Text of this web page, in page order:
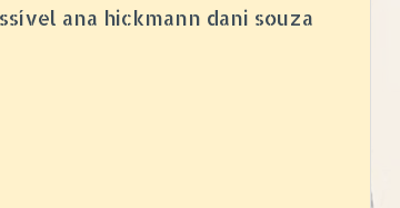
ana hickmann dani souza